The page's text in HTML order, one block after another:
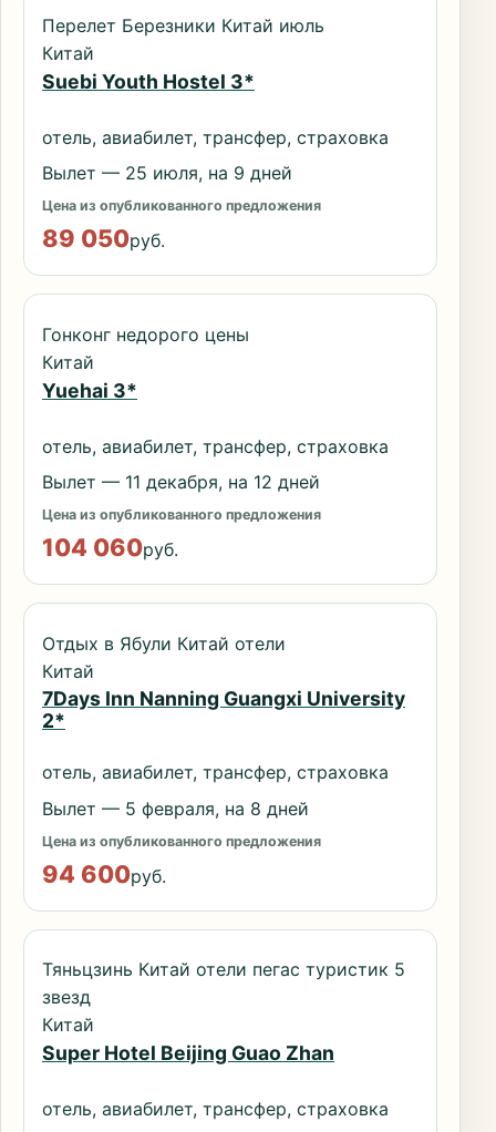
Перелет Березники Китай июль
Китай
Suebi Youth Hostel 3*
отель, авиабилет, трансфер, страховка
Вылет — 25 июля, на 9 дней
Цена из опубликованного предложения
89 050руб.
Гонконг недорого цены
Китай
Yuehai 3*
отель, авиабилет, трансфер, страховка
Вылет — 11 декабря, на 12 дней
Цена из опубликованного предложения
104 060руб.
Отдых в Ябули Китай отели
Китай
7Days Inn Nanning Guangxi University
2*
отель, авиабилет, трансфер, страховка
Вылет — 5 февраля, на 8 дней
Цена из опубликованного предложения
94 600руб.
Тяньцзинь Китай отели пегас туристик 5
звезд
Китай
Super Hotel Beijing Guao Zhan
отель, авиабилет, трансфер, страховка